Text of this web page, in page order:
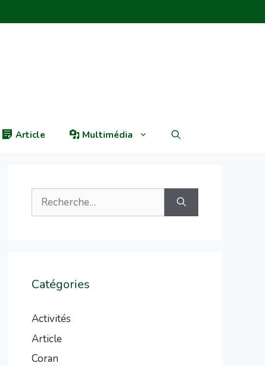
Article Multimédia
Catégories
Activités
Article
Coran